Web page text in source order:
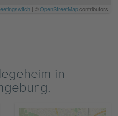
| ©OpenStreetMapcontributors
in